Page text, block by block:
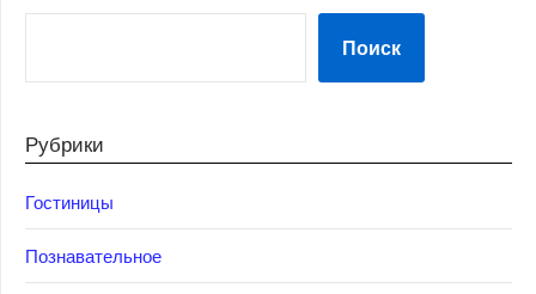
Поиск
Рубрики
Гостиницы
Познавательное